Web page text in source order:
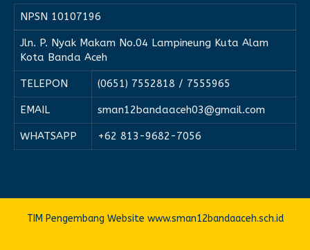
NPSN 10107196
Jln. P. Nyak Makam No.04 Lampineung Kuta Alam
Kota Banda Aceh
TELEPON (0651) 7552818 / 7555965
EMAIL sman12bandaaceh03@gmail.com
WHATSAPP +62 813-9682-7056
TIM Pengembang Website www.sman12bandaaceh.sch.id